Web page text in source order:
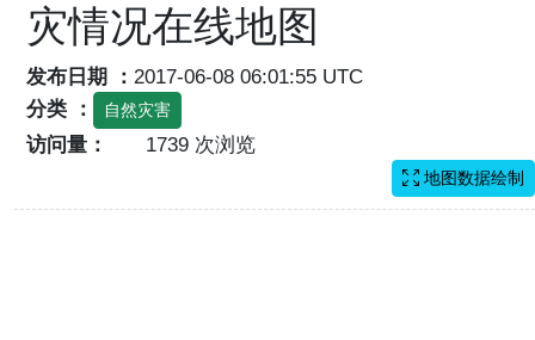
灾情况在线地图
发布日期 ： 2017-06-08 06:01:55 UTC
分类 ：
自然灾害
访问量： 1739 次浏览
地图数据绘制